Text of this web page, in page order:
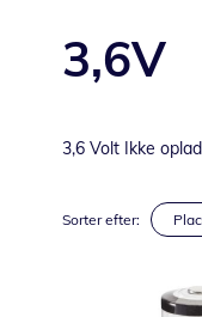
3,6V
3,6 Volt Ikke
Sorter efter: